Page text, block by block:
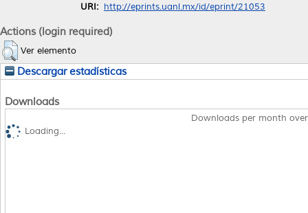
URI: http://eprints.uanl.mx/id/eprint/21053
Actions (login required)
Ver elemento
Descargar estadísticas
Downloads
Downloads per month
Loading...